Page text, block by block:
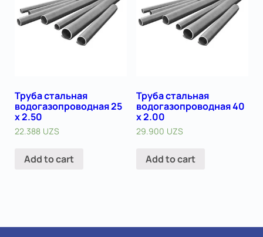
Труба стальная
водогазопроводная 25
х 2.50
22.388 UZS
Add to cart
Труба стальная
водогазопроводная 40
х 2.00
29.900 UZS
Add to cart